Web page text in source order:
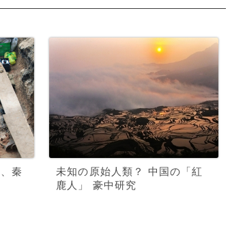
秦
未知の原始人類？ 中国の「紅
鹿人」 豪中研究